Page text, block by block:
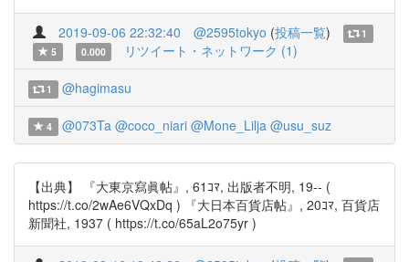
2019-09-06 22:32:40 @2595tokyo (投稿一覧)
1
5
0.000 リツイート・ネットワーク (1)
1 @hagimasu
4 @073Ta @coco_niari @Mone_Lilja @usu_suz
【出典】 『大東京寫眞帖』, 61ｺﾏ, 出版者不明, 19-- (
https://t.co/2wAe6VQxDq ) 『大日本百貨店帖』, 20ｺﾏ, 百貨店
新聞社, 1937 ( https://t.co/65aL2o75yr )